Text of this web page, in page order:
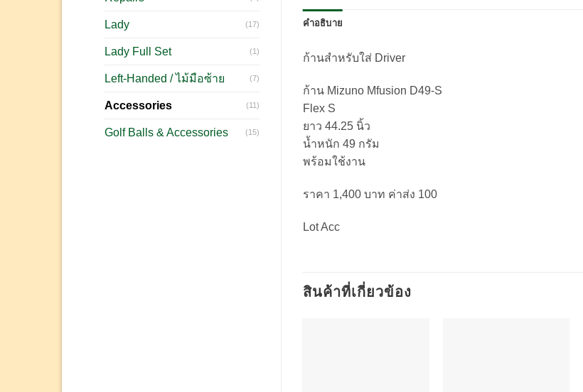
Lady (17)
Lady Full Set (1)
Left-Handed / ไม้มือซ้าย (7)
Accessories (11)
Golf Balls & Accessories (15)
คำอธิบาย
ก้านสำหรับใส่ Driver
ก้าน Mizuno Mfusion D49-S
Flex S
ยาว 44.25 นิ้ว
น้ำหนัก 49 กรัม
พร้อมใช้งาน
ราคา 1,400 บาท ค่าส่ง 100
Lot Acc
สินค้าที่เกี่ยวข้อง